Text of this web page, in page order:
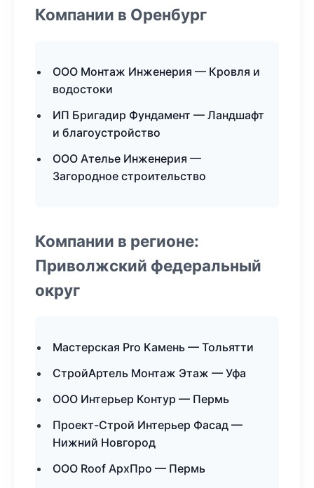
Компании в Оренбург
ООО Монтаж Инженерия — Кровля и
водостоки
ИП Бригадир Фундамент — Ландшафт
и благоустройство
ООО Ателье Инженерия —
Загородное строительство
Компании в регионе:
Приволжский федеральный
округ
Мастерская Pro Камень — Тольятти
СтройАртель Монтаж Этаж — Уфа
ООО Интерьер Контур — Пермь
Проект-Строй Интерьер Фасад —
Нижний Новгород
ООО Roof АрхПро — Пермь